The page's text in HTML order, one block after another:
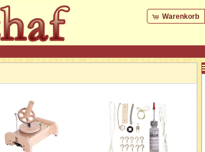
Warenkorb